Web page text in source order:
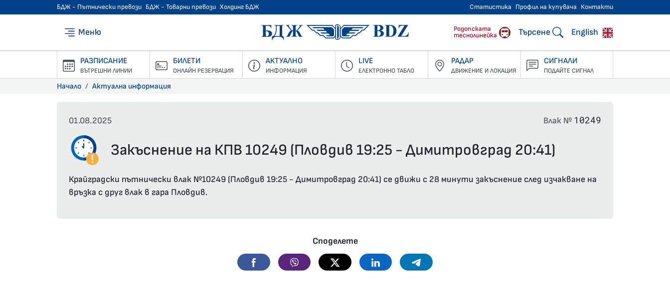
БДЖ - Пътнически превози БДЖ - Товарни превози Холдинг БДЖ Статистика Профил на купувача Контакти
Меню БДЖ - Пътнически превози
Родопската
теснолинейка
Търсене English
РАЗПИСАНИЕ
ВЪТРЕШНИ ЛИНИИ
БИЛЕТИ
ОНЛАЙН РЕЗЕРВАЦИЯ
АКТУАЛНО
ИНФОРМАЦИЯ
LIVE
ЕЛЕКТРОННО ТАБЛО
РАДАР
ДВИЖЕНИЕ И ЛОКАЦИЯ
СИГНАЛИ
ПОДАЙТЕ СИГНАЛ
Начало Актуална информация
01.08.2025 Влак № 10249
Закъснение на КПВ 10249 (Пловдив 19:25 - Димитровград 20:41)
Крайградски пътнически влак №10249 (Пловдив 19:25 - Димитровград 20:41) се движи с 28 минути закъснение след изчакване на
връзка с друг влак в гара Пловдив.
Споделете
Facebook Viber Twitter Linkedin Telegram